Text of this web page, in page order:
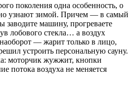
поколения одна особенность, о
узнают зимой. Причем — в самый
машину, прогреваете
лобового стекла… а воздух
— жарит только в лицо,
устроить персональную сауну.
моторчик жужжит, кнопки
потока воздуха не меняется